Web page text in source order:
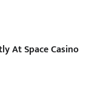
At Space Casino